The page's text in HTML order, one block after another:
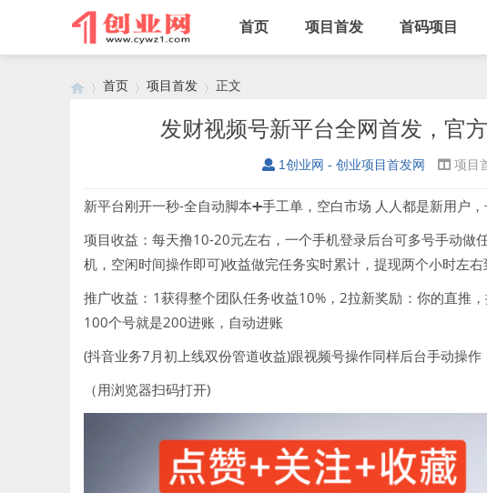
首页 项目首发 首码项目
首页 项目首发 正文
发财视频号新平台全网首发，官
1创业网 - 创业项目首发网 项目
新平台刚开一秒-全自动脚本➕手工单，空白市场 人人都是新用户，
项目收益：每天撸10-20元左右，一个手机登录后台可多号手动做
机，空闲时间操作即可)收益做完任务实时累计，提现两个小时左右
推广收益：1获得整个团队任务收益10%，2拉新奖励：你的直推
100个号就是200进账，自动进账
(抖音业务7月初上线双份管道收益)跟视频号操作同样后台手动操
（用浏览器扫码打开)